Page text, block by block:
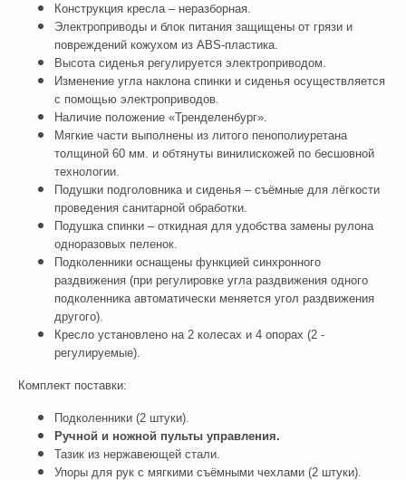
Конструкция кресла – неразборная.
Электроприводы и блок питания защищены от грязи и
повреждений кожухом из ABS-пластика.
Высота сиденья регулируется электроприводом.
Изменение угла наклона спинки и сиденья осуществляется
с помощью электроприводов.
Наличие положение «Тренделенбург».
Мягкие части выполнены из литого пенополиуретана
толщиной 60 мм. и обтянуты винилискожей по бесшовной
технологии.
Подушки подголовника и сиденья – съёмные для лёгкости
проведения санитарной обработки.
Подушка спинки – откидная для удобства замены рулона
одноразовых пеленок.
Подколенники оснащены функцией синхронного
раздвижения (при регулировке угла раздвижения одного
подколенника автоматически меняется угол раздвижения
другого).
Кресло установлено на 2 колесах и 4 опорах (2 -
регулируемые).
Комплект поставки:
Подколенники (2 штуки).
Ручной и ножной пульты управления.
Тазик из нержавеющей стали.
Упоры для рук с мягкими съёмными чехлами (2 штуки).